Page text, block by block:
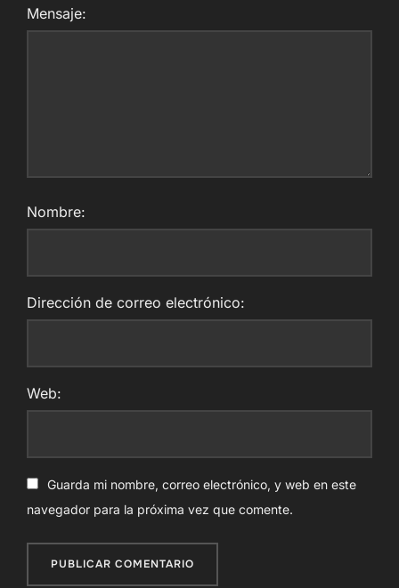
Mensaje:
Nombre:
Dirección de correo electrónico:
Web:
Guarda mi nombre, correo electrónico, y web en este
navegador para la próxima vez que comente.